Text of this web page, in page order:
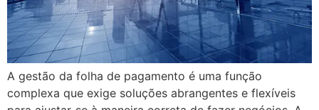
A gestão da folha de pagamento é uma função
complexa que exige soluções abrangentes e flexíveis